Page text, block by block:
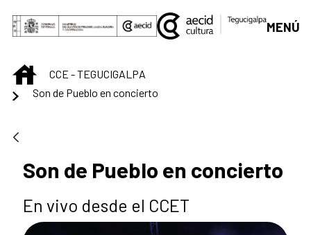
Saltar al contenido principal
MENÚ
INICIOCCE - TEGUCIGALPA
Son de Pueblo en concierto
Son de Pueblo en concierto
En vivo desde el CCET